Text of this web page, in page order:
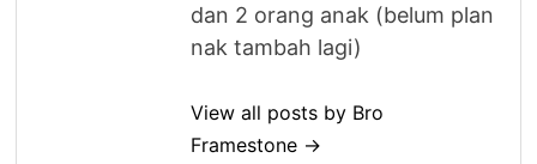
dan 2 orang anak (belum plan
nak tambah lagi)
View all posts by Bro
Framestone →